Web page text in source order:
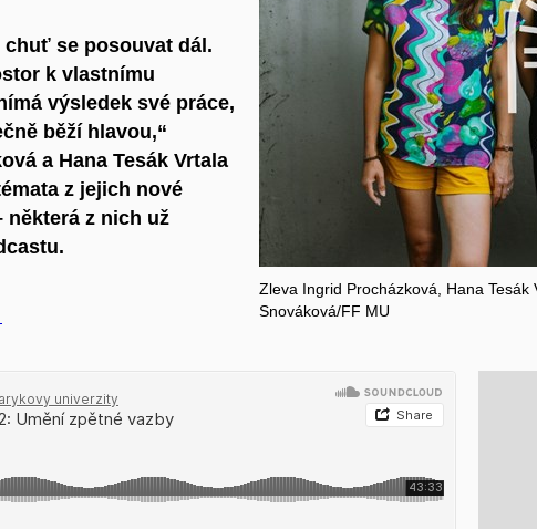
chuť se posouvat dál.
k vlastnímu
výsledek své práce,
běží hlavou,“
a Hana Tesák Vrtala
z jejich nové
některá z nich už
Zleva Ingrid Procházková, Hana
Snováková/FF MU